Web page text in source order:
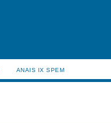
ANAIS IX SPEM